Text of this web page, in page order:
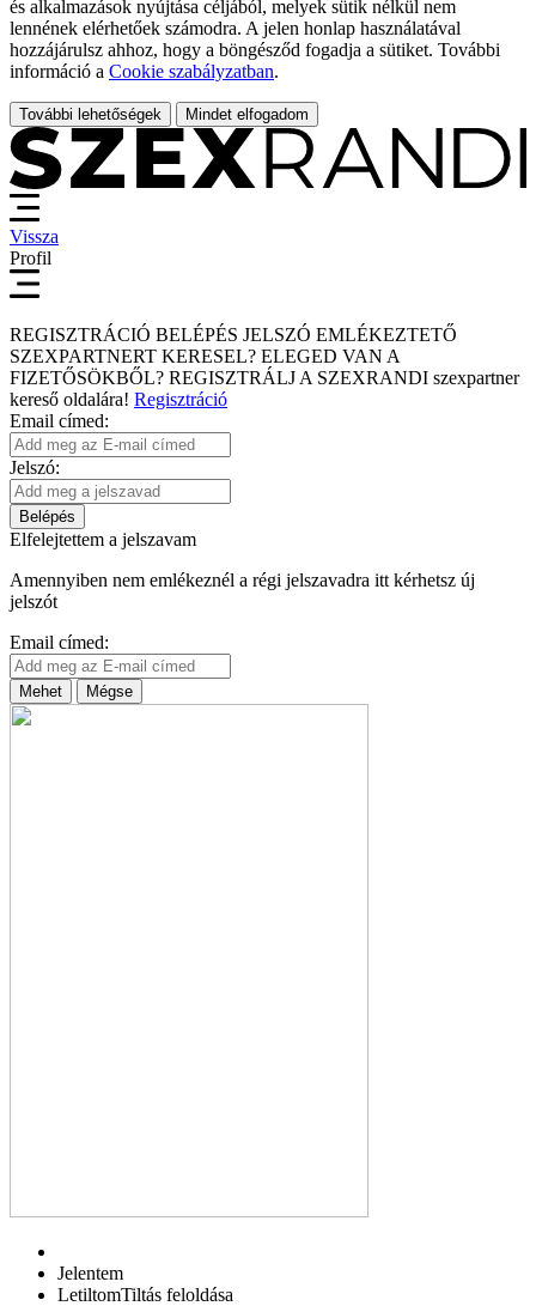
és alkalmazások nyújtása céljából, melyek sütik nélkül nem
lennének elérhetőek számodra. A jelen honlap használatával
hozzájárulsz ahhoz, hogy a böngésződ fogadja a sütiket. További
információ a Cookie szabályzatban.
További lehetőségek Mindet elfogadom
Vissza
Profil
REGISZTRÁCIÓ BELÉPÉS JELSZÓ EMLÉKEZTETŐ
SZEXPARTNERT KERESEL? ELEGED VAN A
FIZETŐSÖKBŐL? REGISZTRÁLJ A SZEXRANDI szexpartner
kereső oldalára! Regisztráció
Email címed:
Jelszó:
Belépés
Elfelejtettem a jelszavam
Amennyiben nem emlékeznél a régi jelszavadra itt kérhetsz új
jelszót
Email címed:
Mehet Mégse
Jelentem
LetiltomTiltás feloldása